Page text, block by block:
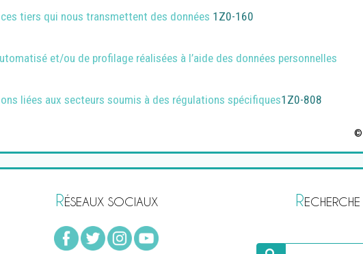
tiers qui nous transmettent des données 1Z0-160
et/ou de profilage réalisées à l’aide des données personnelles
liées aux secteurs soumis à des régulations spécifiques1Z0-808
©
RÉSEAUX SOCIAUX RECHERCHE